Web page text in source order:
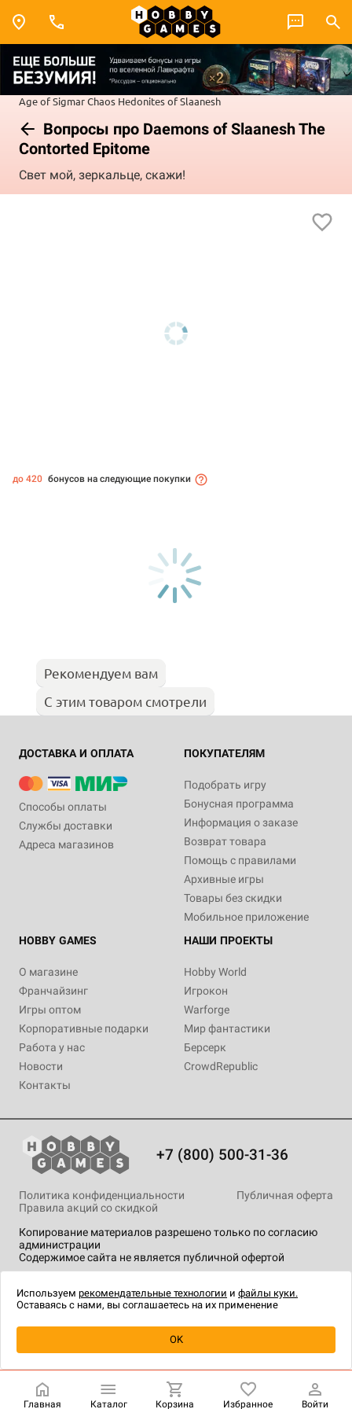
Age of SigmarChaos Hedonites of Slaanesh
Вопросы про Daemons of Slaanesh The
Contorted Epitome
Свет мой, зеркальце, скажи!
Уведомить о наличии
до 420 бонусов на следующие покупки
Рекомендуем вам
С этим товаром смотрели
ДОСТАВКА И ОПЛАТА
Способы оплаты
Службы доставки
Адреса магазинов
ПОКУПАТЕЛЯМ
Подобрать игру
Бонусная программа
Информация о заказе
Возврат товара
Помощь с правилами
Архивные игры
Товары без скидки
Мобильное приложение
HOBBY GAMES
О магазине
Франчайзинг
Игры оптом
Корпоративные подарки
Работа у нас
Новости
Контакты
НАШИ ПРОЕКТЫ
Hobby World
Игрокон
Warforge
Мир фантастики
Берсерк
CrowdRepublic
+7 (800) 500-31-36
Копирование материалов разрешено только по согласию
администрации
Содержимое сайта не является публичной офертой
Политика конфиденциальности
Публичная оферта
Правила акций со скидкой
технологии.
Главная Каталог Корзина Избранное Войти
Используем рекомендательные технологии и файлы куки.
Оставаясь с нами, вы соглашаетесь на их применение
OK